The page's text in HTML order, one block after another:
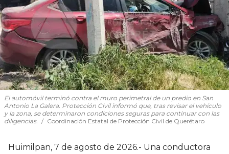
El automóvil terminó contra el muro perimetral de un predio en San
Antonio La Galera. Protección Civil informó que, tras revisar el vehículo
y la zona, se determinaron condiciones seguras para continuar con las
diligencias.
Coordinación Estatal de Protección Civil de Querétaro
Huimilpan, 7 de agosto de 2026.- Una conductora